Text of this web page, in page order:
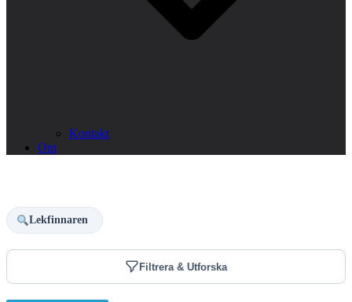
Kontakt
Om
Lekfinnaren
Filtrera & Utforska